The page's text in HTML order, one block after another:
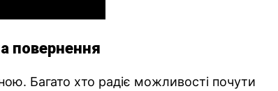
повернення
Багато хто радіє можливості почути